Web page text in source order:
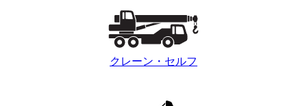
クレーン・セルフ